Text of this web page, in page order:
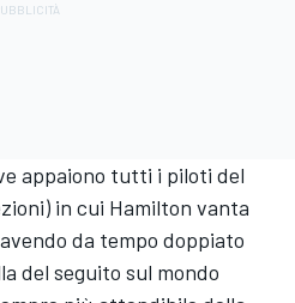
appaiono tutti i piloti del
in cui Hamilton vanta
da tempo doppiato
del seguito sul mondo